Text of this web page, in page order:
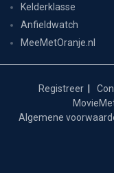
Kelderklasse
Anfieldwatch
MeeMetOranje.nl
Registreer
Algemene